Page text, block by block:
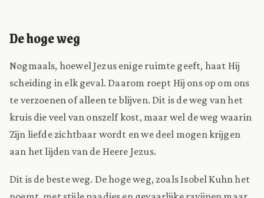
De hoge weg
Nogmaals, hoewel Jezus enige ruimte geeft, haat Hij
scheiding in elk geval. Daarom roept Hij ons op om ons
te verzoenen of alleen te blijven. Dit is de weg van het
kruis die veel van onszelf kost, maar wel de weg waarin
Zijn liefde zichtbaar wordt en we deel mogen krijgen
aan het lijden van de Heere Jezus.
Dit is de beste weg. De hoge weg, zoals Isobel Kuhn het